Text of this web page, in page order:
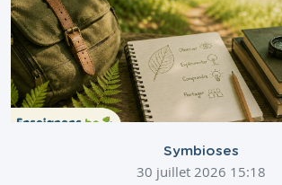
Symbioses
30 juillet 2026 15:18